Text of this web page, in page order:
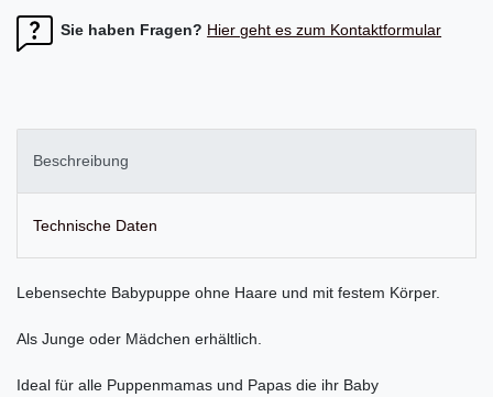
Sie haben Fragen? Hier geht es zum Kontaktformular
Beschreibung
Technische Daten
Lebensechte Babypuppe ohne Haare und mit festem Körper.
Als Junge oder Mädchen erhältlich.
Ideal für alle Puppenmamas und Papas die ihr Baby